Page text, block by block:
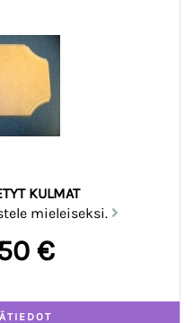
KULMAT
mieleiseksi.
€